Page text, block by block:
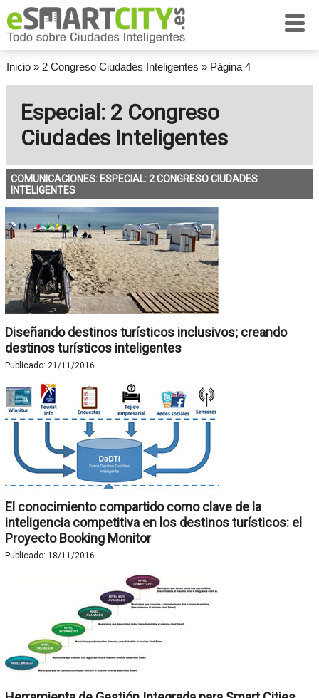
Inicio» 2 Congreso Ciudades Inteligentes » Página 4
Especial: 2 Congreso
Ciudades Inteligentes
COMUNICACIONES: ESPECIAL: 2 CONGRESO CIUDADES
INTELIGENTES
Diseñando destinos turísticos inclusivos; creando
destinos turísticos inteligentes
Publicado: 21/11/2016
El conocimiento compartido como clave de la
inteligencia competitiva en los destinos turísticos: el
Proyecto Booking Monitor
Publicado: 18/11/2016